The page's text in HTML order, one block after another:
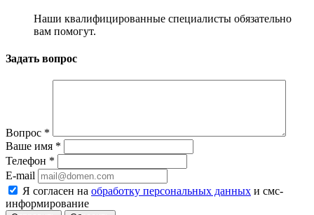
Наши квалифицированные специалисты обязательно
вам помогут.
Задать вопрос
Вопрос *
Ваше имя *
Телефон *
E-mail
Я согласен на обработку персональных данных и смс-
информирование